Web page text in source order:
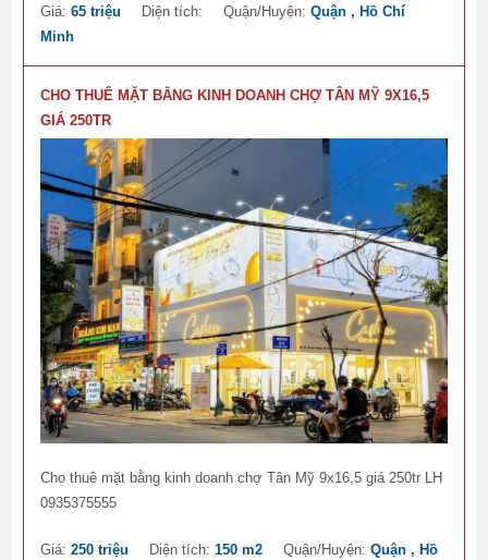
Giá:65 triệu Diện tích: Quận/Huyện:Quận , Hồ Chí
Minh
CHO THUÊ MẶT BẰNG KINH DOANH CHỢ TÂN MỸ 9X16,5
GIÁ 250TR
Cho thuê mặt bằng kinh doanh chợ Tân Mỹ 9x16,5 giá 250tr LH
0935375555
Giá:250 triệu Diện tích:150 m2 Quận/Huyện:Quận , Hồ